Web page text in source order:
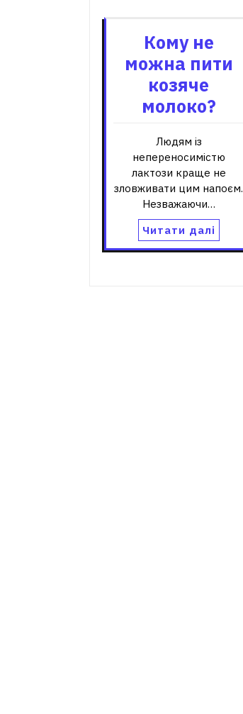
Кому не
можна пити
козяче
молоко?
Людям із
непереносимістю
лактози краще не
зловживати цим напоєм.
Незважаючи…
Читати далі